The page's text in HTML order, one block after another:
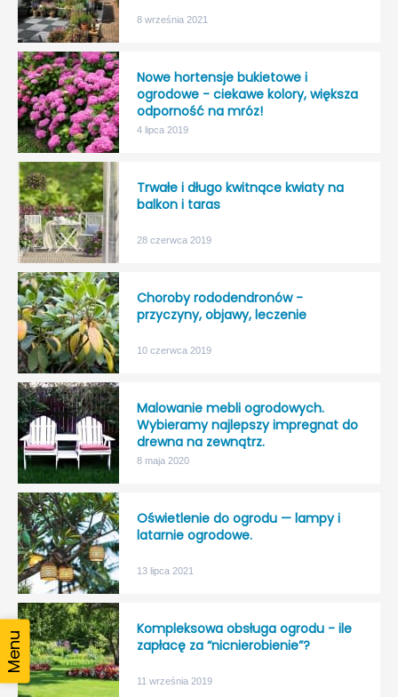
8 września 2021
Nowe hortensje bukietowe i
ogrodowe - ciekawe kolory, większa
odporność na mróz!
4 lipca 2019
Trwałe i długo kwitnące kwiaty na
balkon i taras
28 czerwca 2019
Choroby rododendronów -
przyczyny, objawy, leczenie
10 czerwca 2019
Malowanie mebli ogrodowych.
Wybieramy najlepszy impregnat do
drewna na zewnątrz.
8 maja 2020
Oświetlenie do ogrodu — lampy i
latarnie ogrodowe.
13 lipca 2021
Kompleksowa obsługa ogrodu - ile
zapłacę za “nicnierobienie”?
11 września 2019